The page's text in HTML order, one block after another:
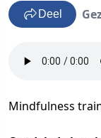
Deel
Mindfulness